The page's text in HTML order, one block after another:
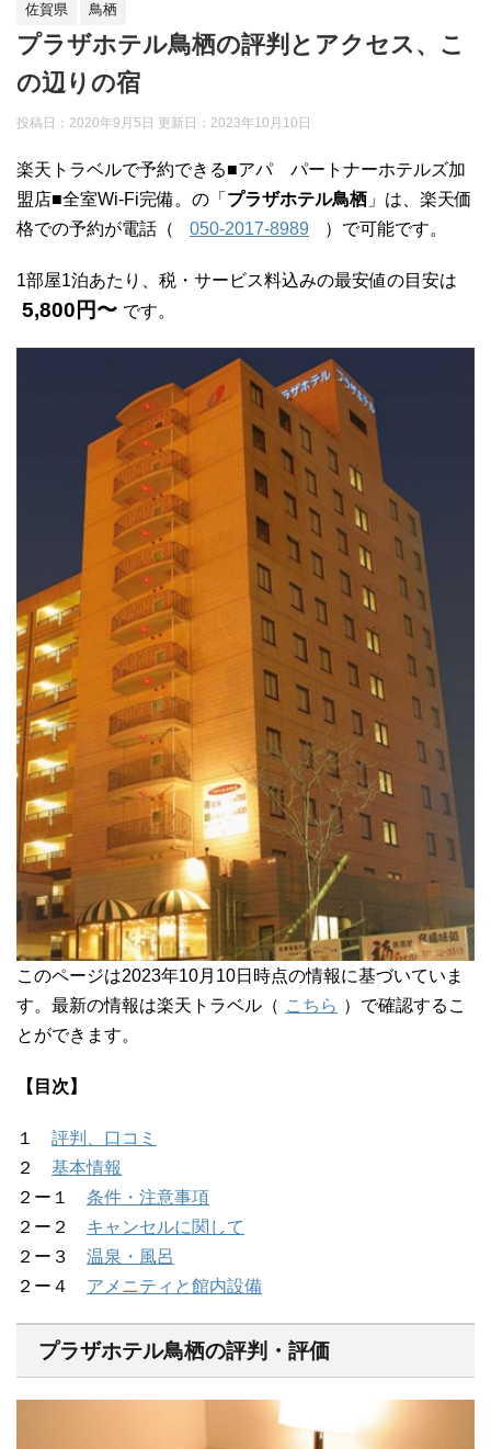
佐賀県 鳥栖
プラザホテル鳥栖の評判とアクセス、こ
の辺りの宿
投稿日：2020年9月5日 更新日： 2023年10月10日
楽天トラベルで予約できる■アパ パートナーホテルズ加
盟店■全室Wi-Fi完備。の「 プラザホテル鳥栖 」は、楽天価
格での予約が電話（
050-2017-8989 ）で可能です。
1部屋1泊あたり、税・サービス料込みの最安値の目安は
5,800円〜 です。
このページは2023年10月10日時点の情報に基づいていま
す。最新の情報は楽天トラベル（ こちら ）で確認するこ
とができます。
【目次】
１ 評判、口コミ
２ 基本情報
２ー１ 条件・注意事項
２ー２ キャンセルに関して
２ー３ 温泉・風呂
２ー４ アメニティと館内設備
プラザホテル鳥栖の評判・評価